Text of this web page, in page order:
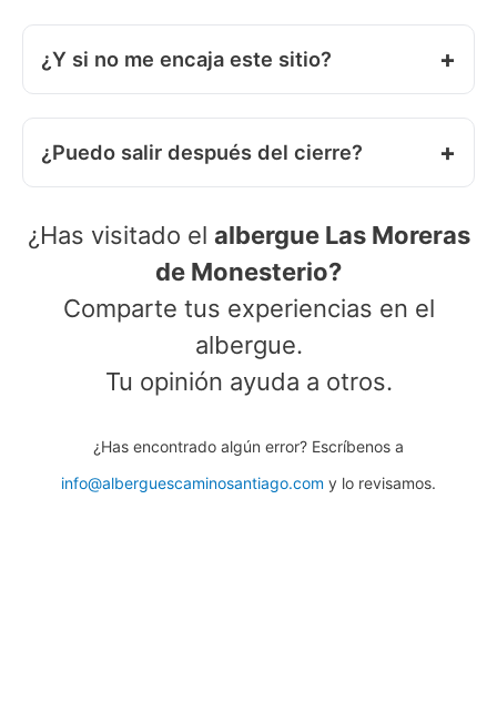
¿Y si no me encaja este sitio?
¿Puedo salir después del cierre?
¿Has visitado el albergue Las Moreras
de Monesterio?
Comparte tus experiencias en el
albergue.
Tu opinión ayuda a otros.
¿Has encontrado algún error? Escríbenos a
info@alberguescaminosantiago.com y lo revisamos.